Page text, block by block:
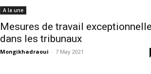
A la une
Mesures de travail
dans les tribunaux
Mongikhadraoui - 7 May 2021